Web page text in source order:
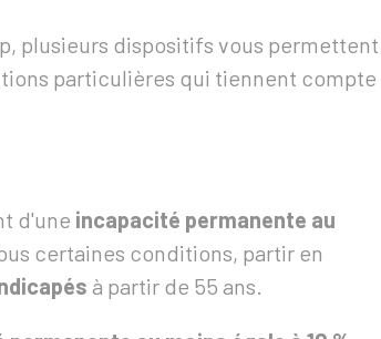
plusieurs dispositifs vous permettent
particulières qui tiennent compte
d'une incapacité permanente au
certaines conditions, partir en
à partir de 55 ans.